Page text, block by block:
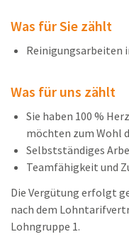
Was für Sie zählt
Reinigungsarbeiten
Was für uns zählt
Sie haben 100 %
möchten zum Wohl
Selbstständiges
Teamfähigkeit und
Die Vergütung erfolgt
nach dem
Lohngruppe 1.